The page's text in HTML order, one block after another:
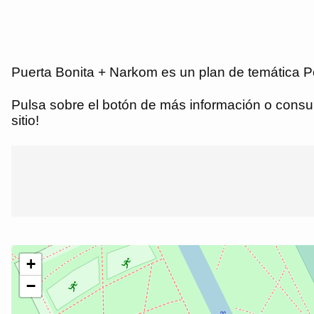
Puerta Bonita + Narkom es un plan de temática
Pulsa sobre el botón de más información o
sitio!